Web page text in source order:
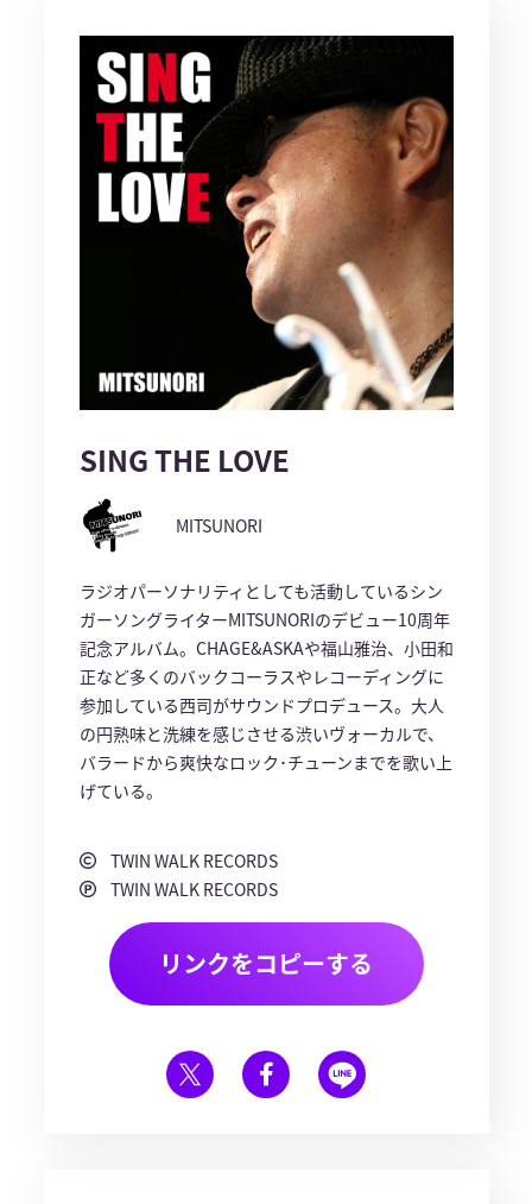
SING THE LOVE
MITSUNORI
ラジオパーソナリティとしても活動しているシン
ガーソングライターMITSUNORIのデビュー10周年
記念アルバム。CHAGE&ASKAや福山雅治、小田和
正など多くのバックコーラスやレコーディングに
参加している西司がサウンドプロデュース。大人
の円熟味と洗練を感じさせる渋いヴォーカルで、
バラードから爽快なロック･チューンまでを歌い上
げている。
TWIN WALK RECORDS
TWIN WALK RECORDS
リンクをコピーする